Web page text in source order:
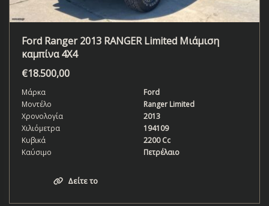
Ford Ranger 2013 RANGER Limited Μιάμιση
καμπίνα 4X4
€18.500,00
Μάρκα
Ford
Μοντέλο
Ranger Limited
Χρονολογία
2013
Χιλιόμετρα
194109
Κυβικά
2200 Cc
Καύσιμο
Πετρέλαιο
Δείτε το